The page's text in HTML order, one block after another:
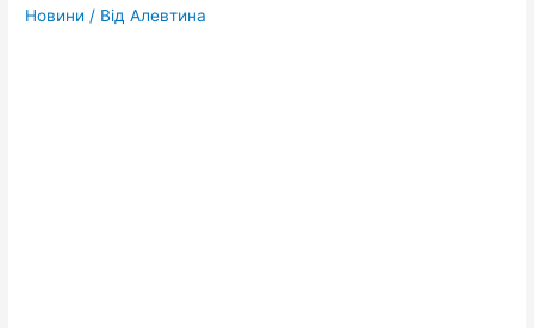
Новини / ВідАлевтина